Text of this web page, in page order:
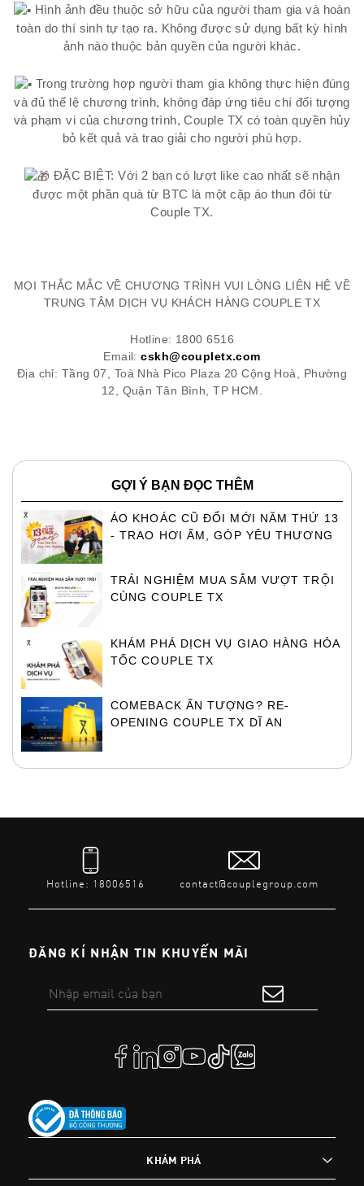
Hình ảnh đều thuộc sở hữu của người tham gia và hoàn
toàn do thí sinh tự tạo ra. Không được sử dụng bất kỳ hình
ảnh nào thuộc bản quyền của người khác.
Trong trường hợp người tham gia không thực hiện đúng
và đủ thể lệ chương trình, không đáp ứng tiêu chí đối tượng
và phạm vi của chương trình, Couple TX có toàn quyền hủy
bỏ kết quả và trao giải cho người phù hợp.
ĐẶC BIỆT: Với 2 bạn có lượt like cao nhất sẽ nhận
được một phần quà từ BTC là một cặp áo thun đôi từ
Couple TX.
MỌI THẮC MẮC VỀ CHƯƠNG TRÌNH VUI LÒNG LIÊN HỆ VỀ
TRUNG TÂM DỊCH VỤ KHÁCH HÀNG COUPLE TX
Hotline: 1800 6516
Email:cskh@coupletx.com
Địa chỉ: Tầng 07, Toà Nhà Pico Plaza 20 Cộng Hoà, Phường
12, Quận Tân Bình, TP HCM.
GỢI Ý BẠN ĐỌC THÊM
ÁO KHOÁC CŨ ĐỔI MỚI NĂM THỨ 13
- TRAO HƠI ẤM, GÓP YÊU THƯƠNG
TRẢI NGHIỆM MUA SẮM VƯỢT TRỘI
CÙNG COUPLE TX
KHÁM PHÁ DỊCH VỤ GIAO HÀNG HỎA
TỐC COUPLE TX
COMEBACK ẤN TƯỢNG? RE-
OPENING COUPLE TX DĨ AN
Hotline: 18006516 contact@couplegroup.com
ĐĂNG KÍ NHẬN TIN KHUYẾN MÃI
KHÁM PHÁ